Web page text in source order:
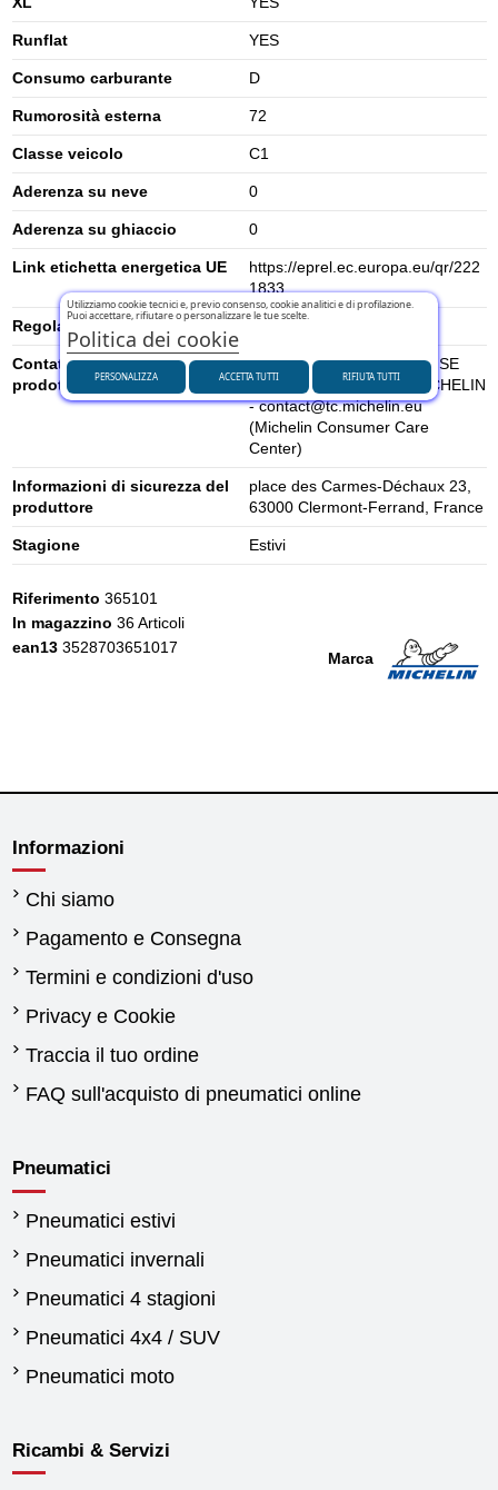
Runflat YES
Consumo carburante D
Rumorosità esterna 72
Classe veicolo C1
Aderenza su neve 0
Aderenza su ghiaccio 0
Link etichetta energetica UE
https://eprel.ec.europa.eu/qr/222
1833
Regolamento UE (2020/740)
Contatti per la sicurezza del
prodotto
MANUFACTURE FRANCAISE
DES PNEUMATIQUES MICHELIN
- contact@tc.michelin.eu
(Michelin Consumer Care
Center)
Informazioni di sicurezza del
produttore
place des Carmes-Déchaux 23,
63000 Clermont-Ferrand, France
Stagione Estivi
Marca
Riferimento 365101
In magazzino 36 Articoli
ean13 3528703651017
Informazioni
Chi siamo
Pagamento e Consegna
Termini e condizioni d'uso
Privacy e Cookie
Traccia il tuo ordine
FAQ sull'acquisto di pneumatici online
Pneumatici
Pneumatici estivi
Pneumatici invernali
Pneumatici 4 stagioni
Pneumatici 4x4 / SUV
Pneumatici moto
Ricambi & Servizi
Utilizziamo cookie tecnici e, previo consenso, cookie analitici e di profilazione.
Puoi accettare, rifiutare o personalizzare le tue scelte.
Politica dei cookie
PERSONALIZZA RIFIUTA TUTTI
ACCETTA TUTTI